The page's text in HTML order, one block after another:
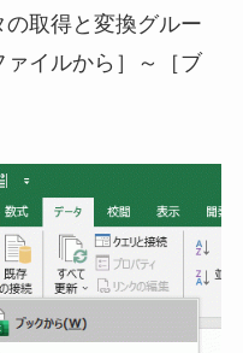
の取得と変換グルー
イルから］～［ブ